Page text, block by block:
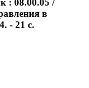
: 08.00.05 /
в
- 21 с.